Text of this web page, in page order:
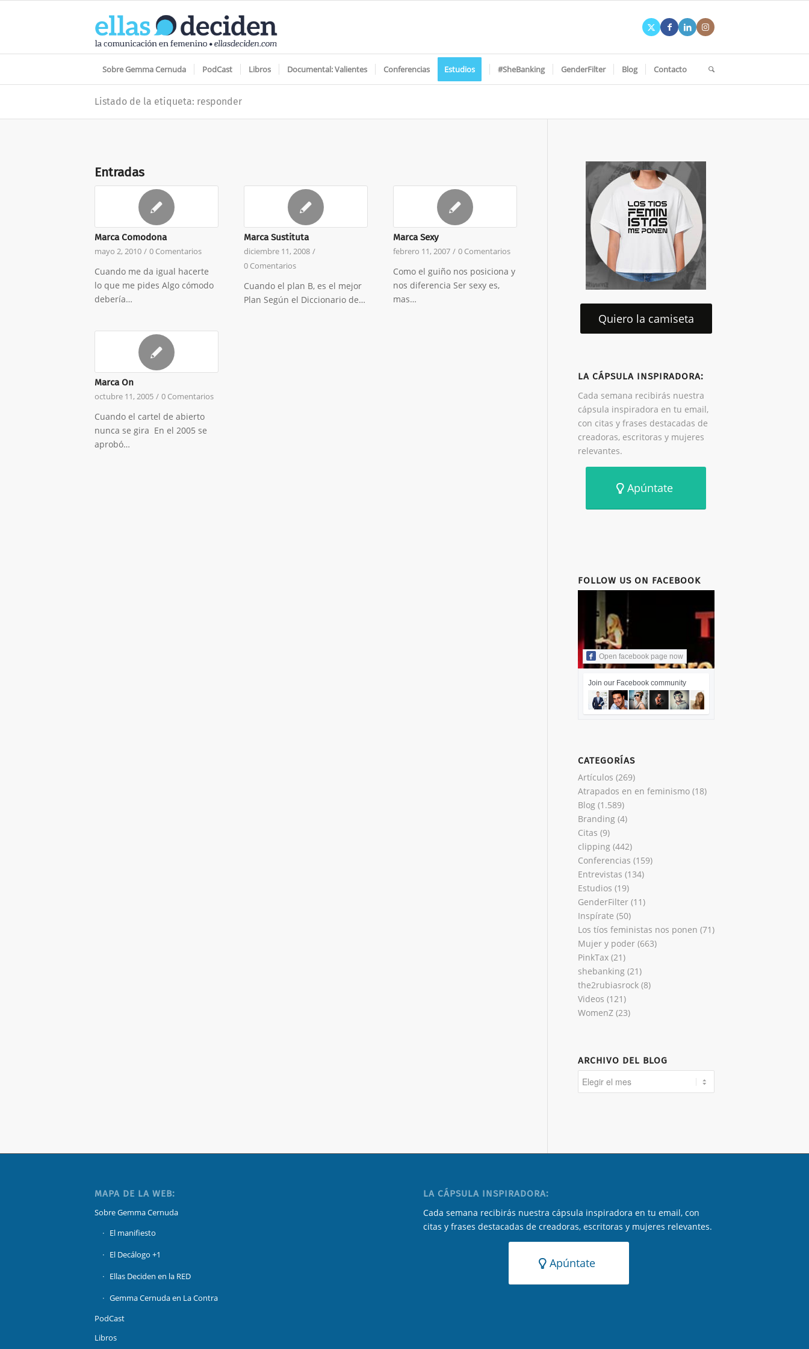
Sobre Gemma Cernuda PodCast Libros Documental: Valientes Conferencias Estudios #SheBanking GenderFilter Blog Contacto
Listado de la etiqueta: responder
Entradas
Marca Comodona
mayo 2, 2010 / 0 Comentarios
Cuando me da igual hacerte
lo que me pides Algo cómodo
debería…
Marca Sustituta
diciembre 11, 2008 /
0 Comentarios
Cuando el plan B, es el mejor
Plan Según el Diccionario de…
Marca Sexy
febrero 11, 2007 / 0 Comentarios
Como el guiño nos posiciona y
nos diferencia Ser sexy es,
mas…
Marca On
octubre 11, 2005 / 0 Comentarios
Cuando el cartel de abierto
nunca se gira En el 2005 se
aprobó…
Quiero la camiseta
LA CÁPSULA INSPIRADORA:
Cada semana recibirás nuestra
cápsula inspiradora en tu email,
con citas y frases destacadas de
creadoras, escritoras y mujeres
relevantes.
Apúntate
FOLLOW US ON FACEBOOK
Open facebook page now
Join our Facebook community
CATEGORÍAS
Artículos (269)
Atrapados en en feminismo(18)
Blog(1.589)
Branding(4)
Citas (9)
clipping(442)
Conferencias (159)
Entrevistas (134)
Estudios (19)
GenderFilter(11)
Inspírate (50)
Los tíos feministas nos ponen (71)
Mujer y poder(663)
PinkTax(21)
shebanking(21)
the2rubiasrock(8)
Videos (121)
WomenZ(23)
ARCHIVO DEL BLOG
MAPA DE LA WEB:
Sobre Gemma Cernuda
El manifiesto
El Decálogo +1
Ellas Deciden en la RED
Gemma Cernuda en La Contra
PodCast
Libros
LA CÁPSULA INSPIRADORA:
Cada semana recibirás nuestra cápsula inspiradora en tu email, con
citas y frases destacadas de creadoras, escritoras y mujeres relevantes.
Apúntate